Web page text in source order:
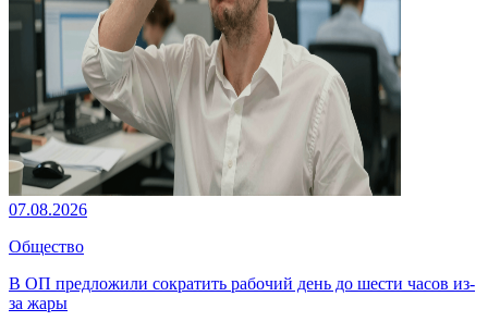
07.08.2026
Общество
В ОП предложили сократить рабочий день до шести часов из-
за жары